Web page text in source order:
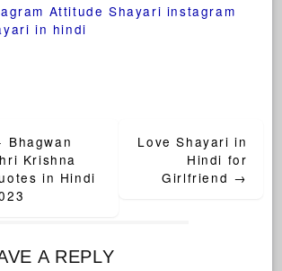
Attitude Shayari instagram
in hindi
Bhagwan
Krishna
in Hindi
Love Shayari in
Hindi for
Girlfriend →
A REPLY